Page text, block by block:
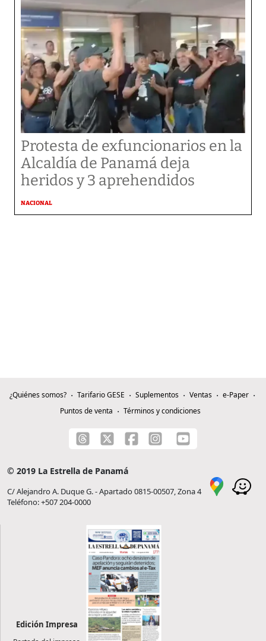
Protesta de exfuncionarios en la
Alcaldía de Panamá deja
heridos y 3 aprehendidos
NACIONAL
¿Quiénes somos? Tarifario GESE Suplementos Ventas
e-Paper
Puntos de venta
Términos y condiciones
© 2019 La Estrella de Panamá
C/ Alejandro A. Duque G. - Apartado 0815-00507, Zona 4
Teléfono: +507 204-0000
Edición Impresa